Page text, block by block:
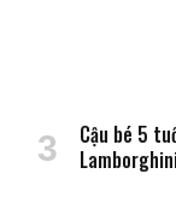
Cậu bé 5